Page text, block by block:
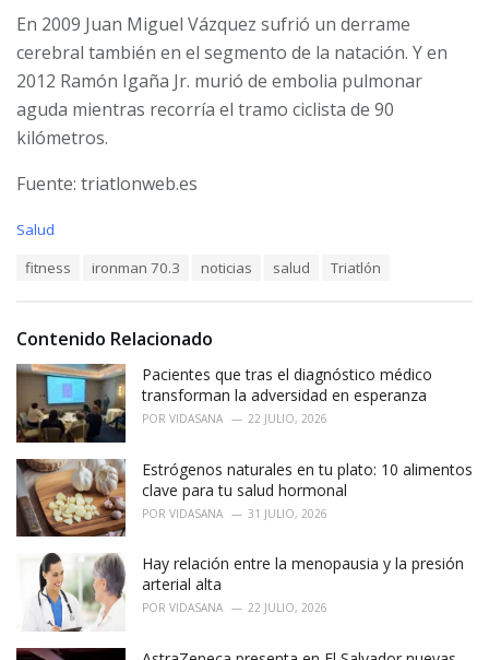
En 2009 Juan Miguel Vázquez sufrió un derrame
cerebral también en el segmento de la natación. Y en
2012 Ramón Igaña Jr. murió de embolia pulmonar
aguda mientras recorría el tramo ciclista de 90
kilómetros.
Fuente: triatlonweb.es
C
r
i
:
Salud
:
fitness ironman 70.3 noticias salud Triatlón
Contenido Relacionado
Pacientes que tras el diagnóstico médico
transforman la adversidad en esperanza
POR VIDASANA 22 JULIO, 2026
Estrógenos naturales en tu plato: 10 alimentos
clave para tu salud hormonal
POR VIDASANA 31 JULIO, 2026
Hay relación entre la menopausia y la presión
arterial alta
POR VIDASANA 22 JULIO, 2026